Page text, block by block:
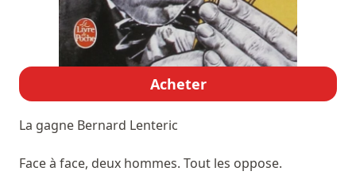
Acheter
La gagne Bernard Lenteric
Face à face, deux hommes. Tout les oppose.